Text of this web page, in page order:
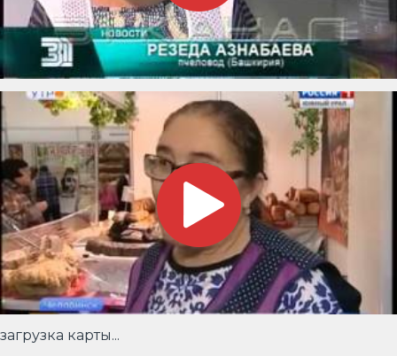
загрузка карты...